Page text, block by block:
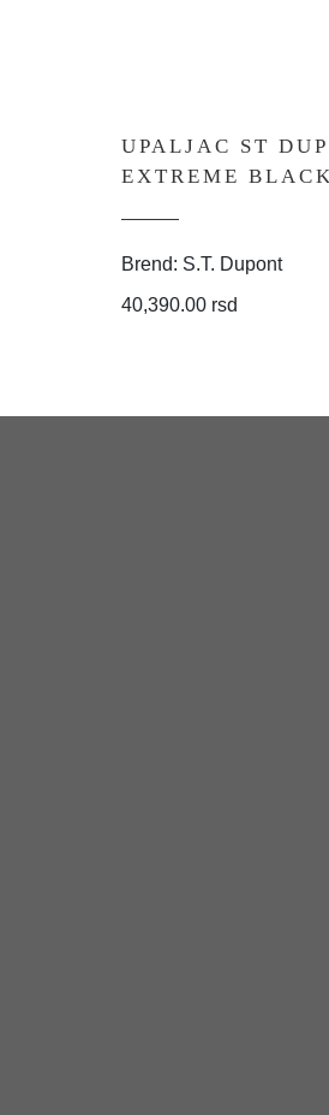
UPALJAC ST
EXTREME
Brend: S.T. Dupont
40,390.00 rsd